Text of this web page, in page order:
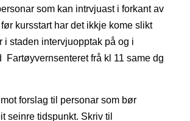
som kan intrvjuast i forkant av
kursstart har det ikkje kome slikt
i staden intervjuopptak på og i
Fartøyvernsenteret frå kl 11 same dg
forslag til personar som bør